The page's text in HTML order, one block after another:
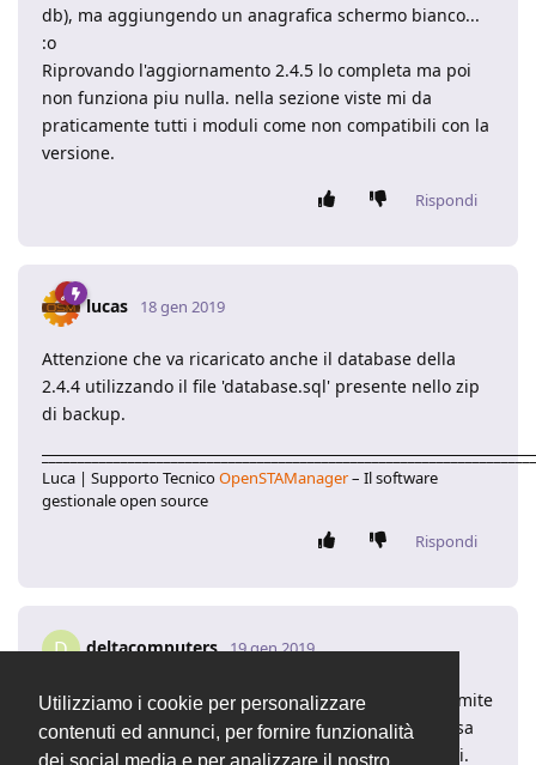
Utilizziamo i cookie per personalizzare
contenuti ed annunci, per fornire funzionalità
db), ma aggiungendo un anagrafica schermo bianco...
:o
Riprovando l'aggiornamento 2.4.5 lo completa ma poi
non funziona piu nulla. nella sezione viste mi da
praticamente tutti i moduli come non compatibili con la
versione.
Rispondi
lucas 18 gen 2019
Attenzione che va ricaricato anche il database della
2.4.4 utilizzando il file 'database.sql' presente nello zip
di backup.
Luca | Supporto TecnicoOpenSTAManager– Il software
gestionale open source
Rispondi
D deltacomputers 19 gen 2019
Ho provato a ricaricare anche il file database.sql tramite
phpmyadmi, ma al primo accesso al gestionale avvisa
che verra' effettuato un aggiornamento degli archivi.